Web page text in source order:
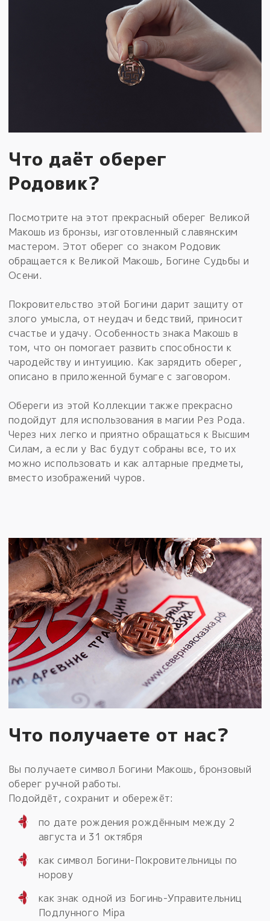
Что даёт оберег
Родовик?
Посмотрите на этот прекрасный оберег Великой
Макошь из бронзы, изготовленный славянским
мастером. Этот оберег со знаком Родовик
обращается к Великой Макошь, Богине Судьбы и
Осени.
Покровительство этой Богини дарит защиту от
злого умысла, от неудач и бедствий, приносит
счастье и удачу. Особенность знака Макошь в
том, что он помогает развить способности к
чародейству и интуицию. Как зарядить оберег,
описано в приложенной бумаге с заговором.
Обереги из этой Коллекции также прекрасно
подойдут для использования в магии Рез Рода.
Через них легко и приятно обращаться к Высшим
Силам, а если у Вас будут собраны все, то их
можно использовать и как алтарные предметы,
вместо изображений чуров.
Что получаете от нас?
Вы получаете символ Богини Макошь, бронзовый
оберег ручной работы.
Подойдёт, сохранит и обережёт:
по дате рождения рождённым между 2
августа и 31 октября
как символ Богини-Покровительницы по
норову
как знак одной из Богинь-Управительниц
Подлунного Мiра